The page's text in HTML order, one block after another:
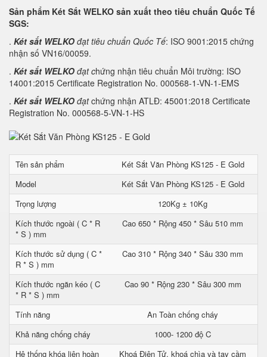
Sản phẩm Két Sắt WELKO sản xuất theo tiêu chuẩn Quốc Tế
SGS:
. Két sắt WELKO đạt tiêu chuẩn Quốc Tế: ISO 9001:2015 chứng
nhận số VN16/00059.
. Két sắt WELKO đạt chứng nhận tiêu chuẩn Môi trường: ISO
14001:2015 Certificate Registration No. 000568-1-VN-1-EMS
. Két sắt WELKO đạtchứng nhận ATLĐ: 45001:2018 Certificate
Registration No. 000568-5-VN-1-HS
Tên sản phẩm
Két Sắt Văn Phòng KS125 - E Gold
Model
Két Sắt Văn Phòng KS125 - E Gold
Trọng lượng
120Kg ± 10Kg
Kích thước ngoài ( C * R
* S ) mm
Cao 650 * Rộng 450 * Sâu 510 mm
Kích thước sử dụng ( C *
R * S ) mm
Cao 310 * Rộng 340 * Sâu 330 mm
Kích thước ngăn kéo ( C
* R * S ) mm
Cao 90 * Rộng 230 * Sâu 300 mm
Tính năng
An Toàn chống cháy
Khả năng chống cháy
1000- 1200 độ C
Hệ thống khóa liên hoàn
Khoá Điện Tử, khoá chìa và tay cầm